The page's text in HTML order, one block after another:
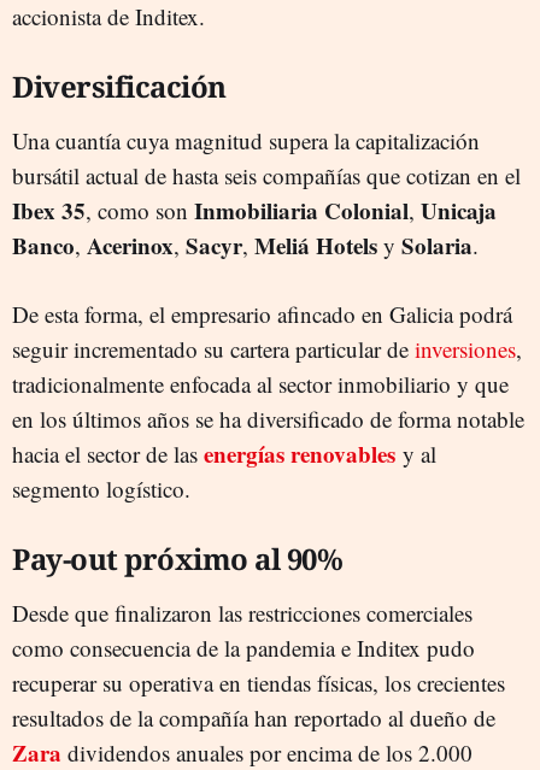
accionista de Inditex.
Diversificación
Una cuantía cuya magnitud supera la capitalización
bursátil actual de hasta seis compañías que cotizan en el
Ibex 35, como son Inmobiliaria Colonial, Unicaja
Banco, Acerinox, Sacyr, Meliá Hotels y Solaria.
De esta forma, el empresario afincado en Galicia podrá
seguir incrementado su cartera particular de inversiones,
tradicionalmente enfocada al sector inmobiliario y que
en los últimos años se ha diversificado de forma notable
hacia el sector de las energías renovables y al
segmento logístico.
Pay-out próximo al 90%
Desde que finalizaron las restricciones comerciales
como consecuencia de la pandemia e Inditex pudo
recuperar su operativa en tiendas físicas, los crecientes
resultados de la compañía han reportado al dueño de
Zara dividendos anuales por encima de los 2.000